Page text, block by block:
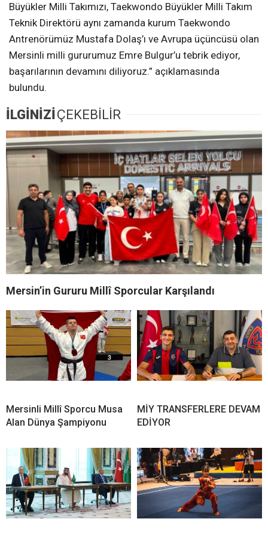
Büyükler Milli Takımızı, Taekwondo Büyükler Milli Takım
Teknik Direktörü aynı zamanda kurum Taekwondo
Antrenörümüz Mustafa Dolaş’ı ve Avrupa üçüncüsü olan
Mersinli milli gururumuz Emre Bulgur’u tebrik ediyor,
başarılarının devamını diliyoruz.” açıklamasında
bulundu.
İLGİNİZİÇEKEBİLİR
Mersin’in Gururu Millî Sporcular Karşılandı
Mersinli Millî Sporcu Musa
Alan Dünya Şampiyonu
MİY TRANSFERLERE DEVAM
EDİYOR